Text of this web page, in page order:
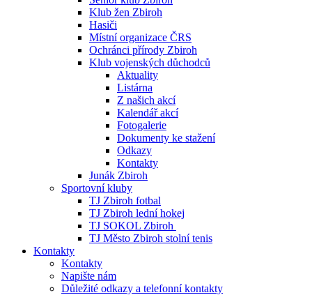
Klub žen Zbiroh
Hasiči
Místní organizace ČRS
Ochránci přírody Zbiroh
Klub vojenských důchodců
Aktuality
Listárna
Z našich akcí
Kalendář akcí
Fotogalerie
Dokumenty ke stažení
Odkazy
Kontakty
Junák Zbiroh
Sportovní kluby
TJ Zbiroh fotbal
TJ Zbiroh lední hokej
TJ SOKOL Zbiroh
TJ Město Zbiroh stolní tenis
Kontakty
Kontakty
Napište nám
Důležité odkazy a telefonní kontakty